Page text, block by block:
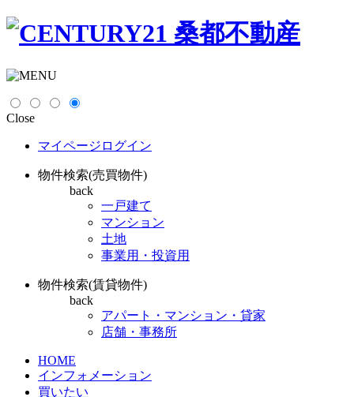
Close
マイページログイン
物件検索(売買物件)
back
一戸建て
マンション
土地
事業用・投資用
物件検索(賃貸物件)
back
アパート・マンション・貸家
店舗・事務所
HOME
インフォメーション
買いたい